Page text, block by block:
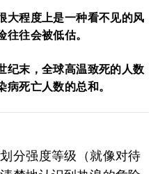
大程度上是一种看不见的风
往会被低估。
纪末，全球高温致死的人数
死亡人数的总和。
分强度等级（就像对待